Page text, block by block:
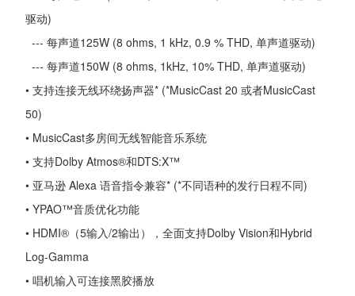
驱动)
--- 每声道125W (8 ohms, 1 kHz, 0.9 % THD, 单声道驱动)
--- 每声道150W (8 ohms, 1kHz, 10% THD, 单声道驱动)
• 支持连接无线环绕扬声器* (*MusicCast 20 或者MusicCast
50)
• MusicCast多房间无线智能音乐系统
• 支持Dolby Atmos®和DTS:X™
• 亚马逊 Alexa 语音指令兼容* (*不同语种的发行日程不同)
• YPAO™音质优化功能
• HDMI®（5输入/2输出），全面支持Dolby Vision和Hybrid
Log-Gamma
• 唱机输入可连接黑胶播放